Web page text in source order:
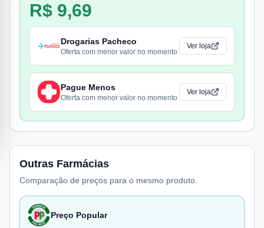
R$ 9,69
Drogarias Pacheco
Oferta com menor valor no momento
Ver loja
Pague Menos
Oferta com menor valor no momento
Ver loja
Outras Farmácias
Comparação de preços para o mesmo produto.
Preço Popular